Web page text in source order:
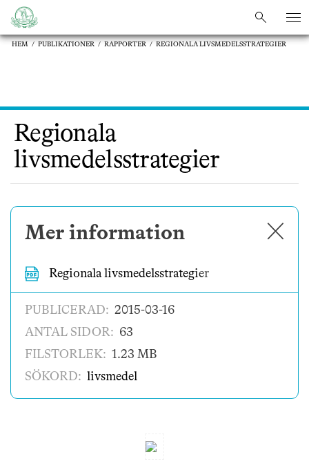
sök
sök
HEM / PUBLIKATIONER / RAPPORTER / REGIONALA LIVSMEDELSSTRATEGIER
Regionala
livsmedelsstrategier
✕
Mer information
Regionala livsmedelsstrategier
PUBLICERAD: 2015-03-16
ANTAL SIDOR: 63
FILSTORLEK: 1.23 MB
SÖKORD: livsmedel